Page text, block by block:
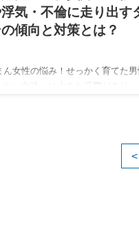
気・不倫に走り出す
傾向と対策とは？
ん女性の悩み！せっかく育てた男
ない方法」は大きな反響があり、
<